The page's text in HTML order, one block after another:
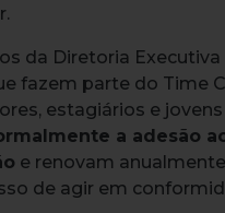
da Diretoria Executiva
fazem parte do Time
estagiários e
a adesão
e renovam
de agir em